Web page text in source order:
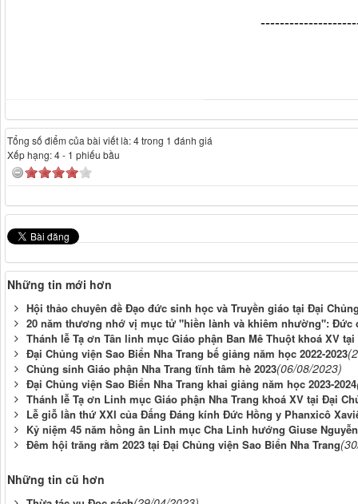
Tổng số điểm của bài viết là: 4 trong 1 đánh giá
Xếp hạng:4- 1 phiếu bầu
Những tin mới hơn
Hội thảo chuyên đề Đạo đức sinh học và Truyền giáo tại Đại
20 năm thương nhớ vị mục tử "hiền lành và khiêm nhường": Đức
Thánh lễ Tạ ơn Tân linh mục Giáo phận Ban Mê Thuột khoá XV
Đại Chủng viện Sao Biển Nha Trang bế giảng năm học 2022-2023
Chủng sinh Giáo phận Nha Trang tĩnh tâm hè 2023(06/08/2023)
Đại Chủng viện Sao Biển Nha Trang khai giảng năm học 2023-2024
Thánh lễ Tạ ơn Linh mục Giáo phận Nha Trang khoá XV tại Đại
Lễ giỗ lần thứ XXI của Đấng Đáng kính Đức Hồng y Phanxicô
Kỷ niệm 45 năm hồng ân Linh mục Cha Linh hướng Giuse
Đêm hội trăng rằm 2023 tại Đại Chủng viện Sao Biển Nha Trang
Những tin cũ hơn